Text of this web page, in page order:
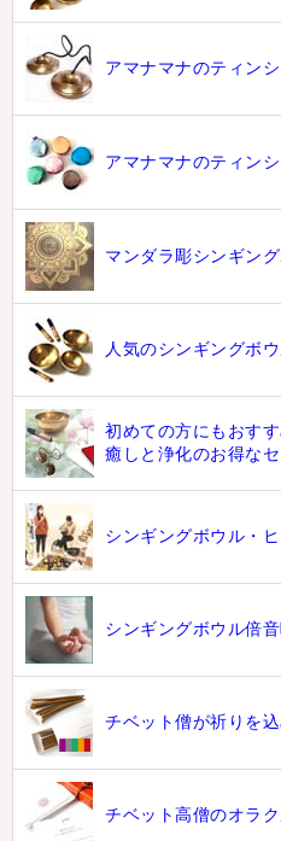
アマナマナのティンシ
アマナマナのティン
マンダラ彫シンギン
人気のシンギングボ
初めての方にもおす
癒しと浄化のお得なセ
シンギングボウル・
シンギングボウル倍
チベット僧が祈りを
チベット高僧のオラ